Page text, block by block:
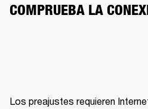
COMPRUEBA LA
Los preajustes requieren